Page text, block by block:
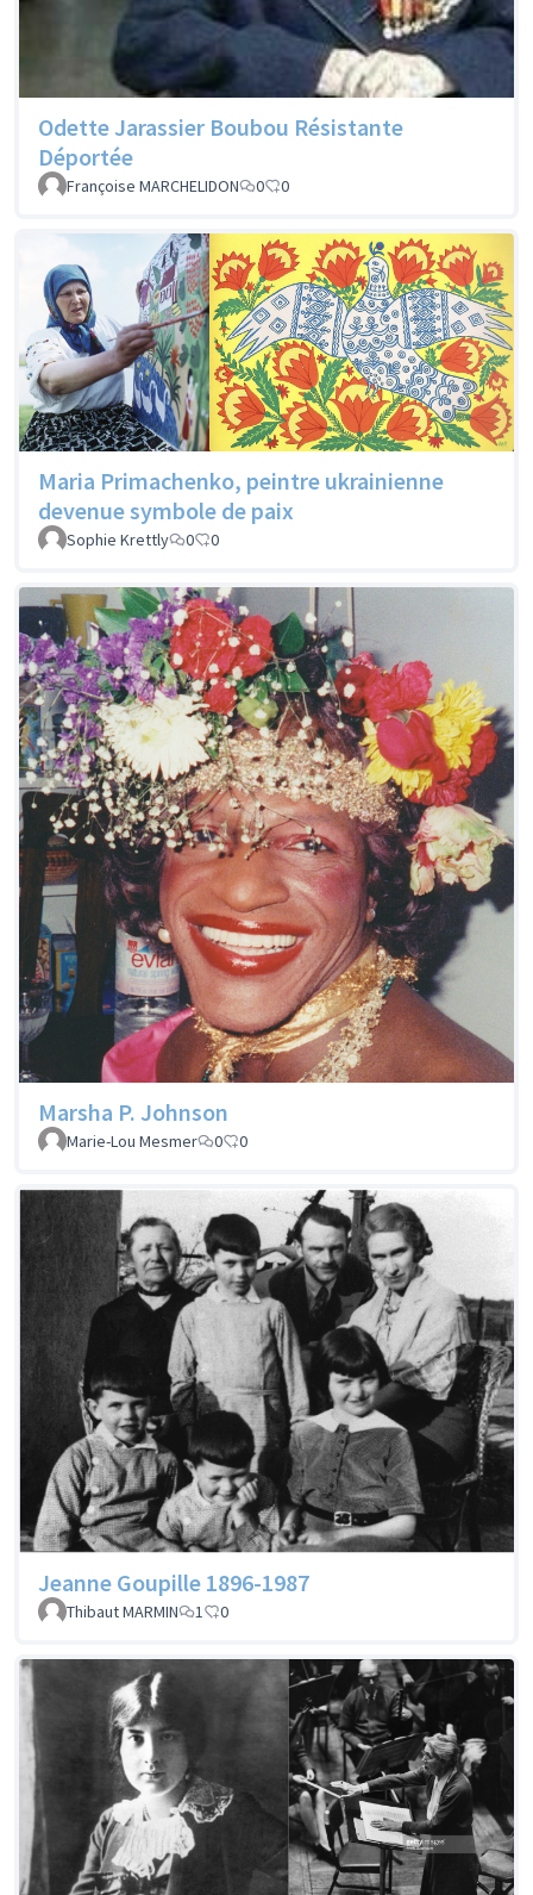
Odette Jarassier Boubou Résistante
Déportée
Françoise MARCHELIDON 0 0
Maria Primachenko, peintre ukrainienne
devenue symbole de paix
Sophie Krettly 0 0
Marsha P. Johnson
Marie-Lou Mesmer 0 0
Jeanne Goupille 1896-1987
Thibaut MARMIN 1 0